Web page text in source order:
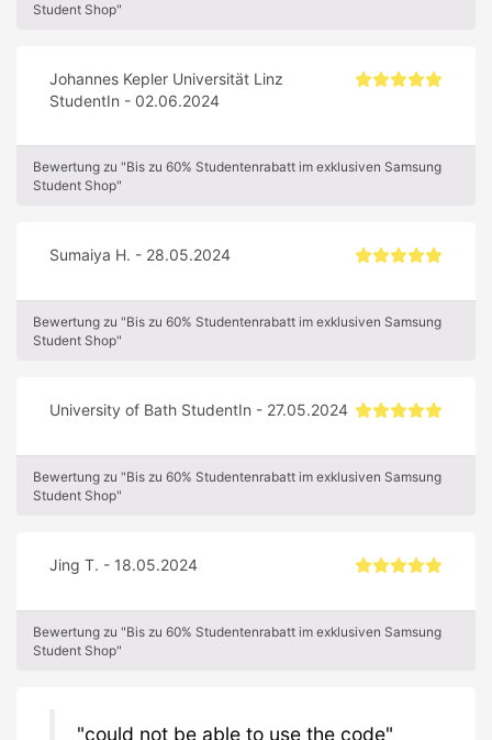
Student Shop"
Johannes Kepler Universität Linz
StudentIn - 02.06.2024
Bewertung zu "Bis zu 60% Studentenrabatt im exklusiven Samsung
Student Shop"
Sumaiya H. - 28.05.2024
Bewertung zu "Bis zu 60% Studentenrabatt im exklusiven Samsung
Student Shop"
University of Bath StudentIn - 27.05.2024
Bewertung zu "Bis zu 60% Studentenrabatt im exklusiven Samsung
Student Shop"
Jing T. - 18.05.2024
Bewertung zu "Bis zu 60% Studentenrabatt im exklusiven Samsung
Student Shop"
could not be able to use the code